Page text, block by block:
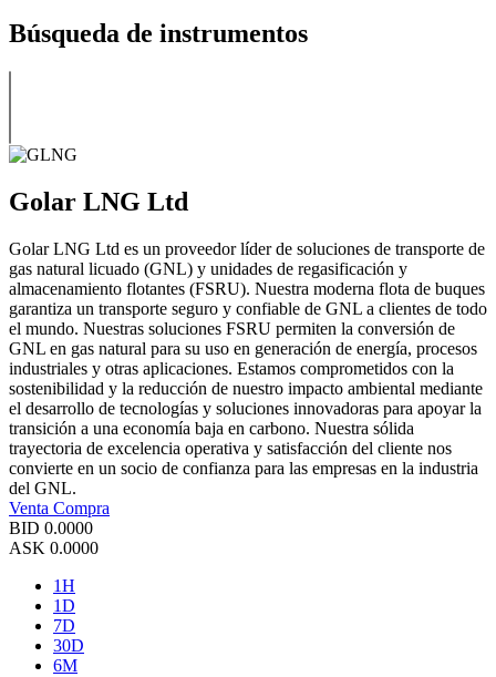
Búsqueda de instrumentos
Golar LNG Ltd
Golar LNG Ltd es un proveedor líder de soluciones de transporte de
gas natural licuado (GNL) y unidades de regasificación y
almacenamiento flotantes (FSRU). Nuestra moderna flota de buques
garantiza un transporte seguro y confiable de GNL a clientes de todo
el mundo. Nuestras soluciones FSRU permiten la conversión de
GNL en gas natural para su uso en generación de energía, procesos
industriales y otras aplicaciones. Estamos comprometidos con la
sostenibilidad y la reducción de nuestro impacto ambiental mediante
el desarrollo de tecnologías y soluciones innovadoras para apoyar la
transición a una economía baja en carbono. Nuestra sólida
trayectoria de excelencia operativa y satisfacción del cliente nos
convierte en un socio de confianza para las empresas en la industria
del GNL.
Venta Compra
BID 0.0000
ASK 0.0000
1H
1D
7D
30D
6M